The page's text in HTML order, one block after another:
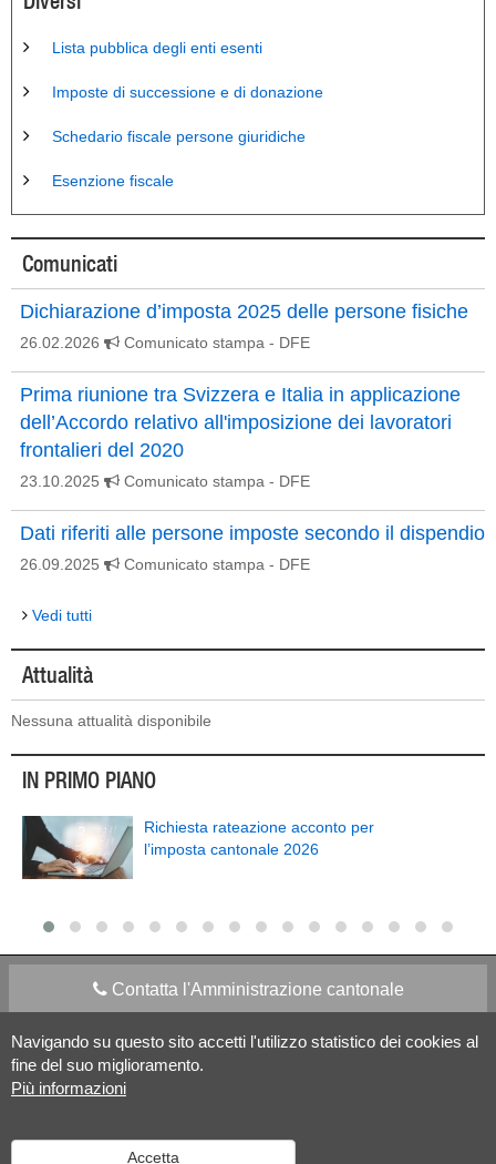
Navigando su questo sito accetti l'utilizzo statistico dei cookies al
fine del suo miglioramento.
Più informazioni
Accetta
Lista pubblica degli enti esenti
Imposte di successione e di donazione
Schedario fiscale persone giuridiche
Esenzione fiscale
Comunicati
Dichiarazione d’imposta 2025 delle persone fisiche
26.02.2026 Comunicato stampa - DFE
Prima riunione tra Svizzera e Italia in applicazione
dell’Accordo relativo all'imposizione dei lavoratori
frontalieri del 2020
23.10.2025 Comunicato stampa - DFE
Dati riferiti alle persone imposte secondo il dispendio
26.09.2025 Comunicato stampa - DFE
Vedi tutti
Attualità
Nessuna attualità disponibile
IN PRIMO PIANO
Richiesta rateazione acconto per
l’imposta cantonale 2026
Contatta l'Amministrazione cantonale
Apps Mobile Social media